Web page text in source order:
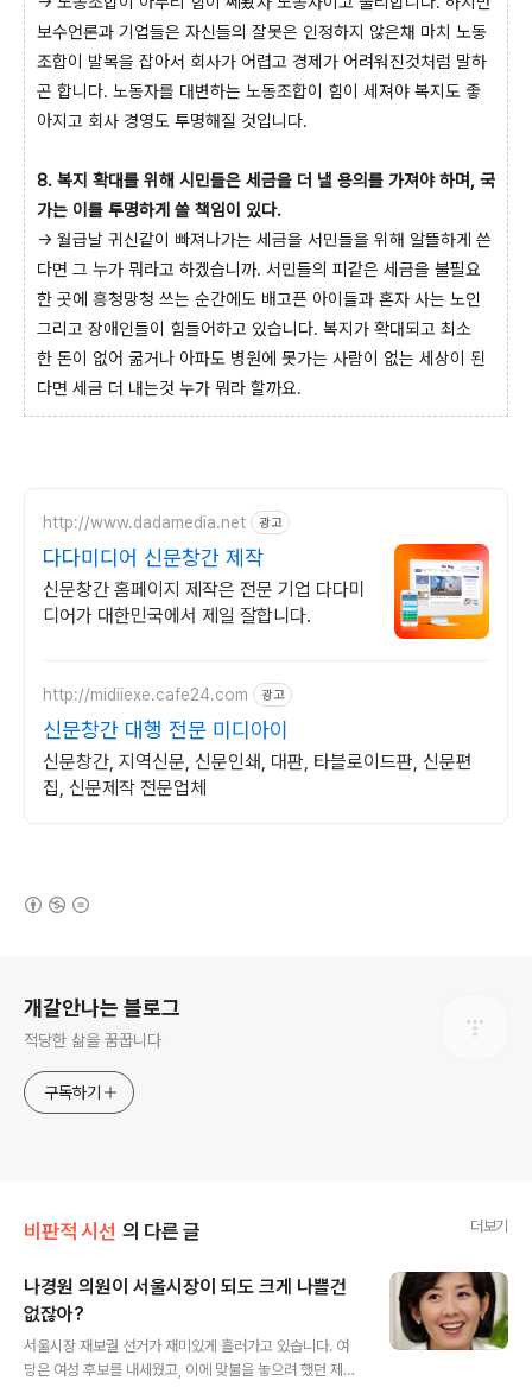
보수언론과 기업들은 자신들의 잘못은 인정하지 않은채 마치 노동
조합이 발목을 잡아서 회사가 어렵고 경제가 어려워진것처럼 말하
곤 합니다. 노동자를 대변하는 노동조합이 힘이 세져야 복지도 좋
아지고 회사 경영도 투명해질 것입니다.
8. 복지 확대를 위해 시민들은 세금을 더 낼 용의를 가져야 하며, 국
가는 이를 투명하게 쓸 책임이 있다.
→ 월급날 귀신같이 빠져나가는 세금을 서민들을 위해 알뜰하게 쓴
다면 그 누가 뭐라고 하겠습니까. 서민들의 피같은 세금을 불필요
한 곳에 흥청망청 쓰는 순간에도 배고픈 아이들과 혼자 사는 노인
그리고 장애인들이 힘들어하고 있습니다. 복지가 확대되고 최소
한 돈이 없어 굶거나 아파도 병원에 못가는 사람이 없는 세상이 된
다면 세금 더 내는것 누가 뭐라 할까요.
http://www.dadamedia.net 광고
다다미디어 신문창간 제작
신문창간 홈페이지 제작은 전문 기업 다다미
디어가 대한민국에서 제일 잘합니다.
http://midiiexe.cafe24.com 광고
신문창간 대행 전문 미디아이
신문창간, 지역신문, 신문인쇄, 대판, 타블로이드판, 신문편
집, 신문제작 전문업체
개갈안나는 블로그
적당한 삶을 꿈꿉니다
구독하기
비판적 시선 의 다른 글 더보기
나경원 의원이 서울시장이 되도 크게 나쁠건
없잖아?
서울시장 재보궐 선거가 재미있게 흘러가고 있습니다. 여
당은 여성 후보를 내세웠고, 이에 맞불을 놓으려 했던 제1